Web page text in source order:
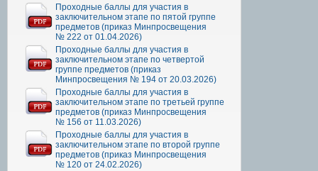
Проходные баллы для участия в
заключительном этапе по пятой группе
предметов (приказ Минпросвещения
№ 222 от 01.04.2026)
Проходные баллы для участия в
заключительном этапе по четвертой
группе предметов (приказ
Минпросвещения № 194 от 20.03.2026)
Проходные баллы для участия в
заключительном этапе по третьей группе
предметов (приказ Минпросвещения
№ 156 от 11.03.2026)
Проходные баллы для участия в
заключительном этапе по второй группе
предметов (приказ Минпросвещения
№ 120 от 24.02.2026)